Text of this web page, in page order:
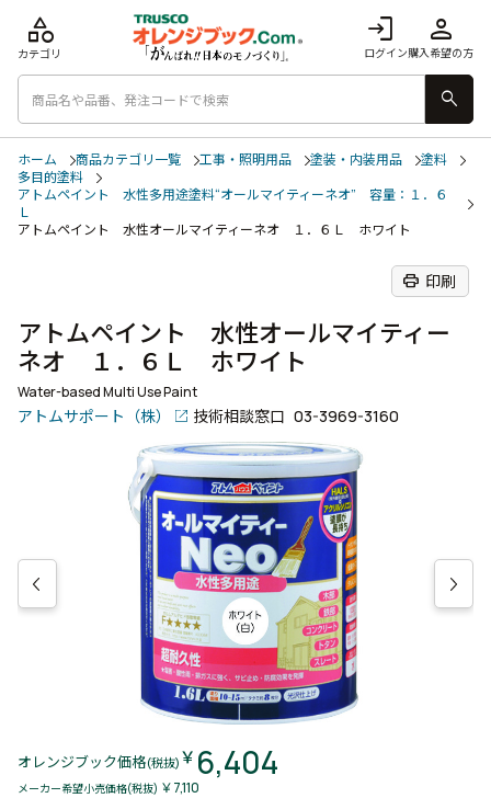
login
ログイン
person
購入希望の方
category
カテゴリ
search
ホーム 商品カテゴリ一覧 工事・照明用品 塗装・内装用品
塗料
多目的塗料
アトムペイント 水性多用途塗料“オールマイティーネオ” 容量：１．６
Ｌ
アトムペイント 水性オールマイティーネオ １．６Ｌ ホワイト
print 印刷
アトムペイント 水性オールマイティー
ネオ １．６Ｌ ホワイト
Water-based Multi Use Paint
アトムサポート（株） 技術相談窓口 03-3969-3160
オレンジブック価格(税抜) ￥ 6,404
メーカー希望小売価格(税抜) ￥7,110